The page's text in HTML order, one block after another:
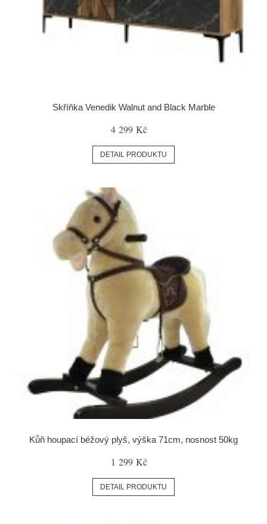
Skříňka Venedik Walnut and Black Marble
4 299 Kč
DETAIL PRODUKTU
Kůň houpací béžový plyš, výška 71cm, nosnost 50kg
1 299 Kč
DETAIL PRODUKTU